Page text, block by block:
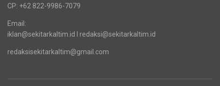
CP: +62 822-9986-7079
Email:
iklan@sekitarkaltim.id I redaksi@sekitarkaltim.id
redaksisekitarkaltim@gmail.com